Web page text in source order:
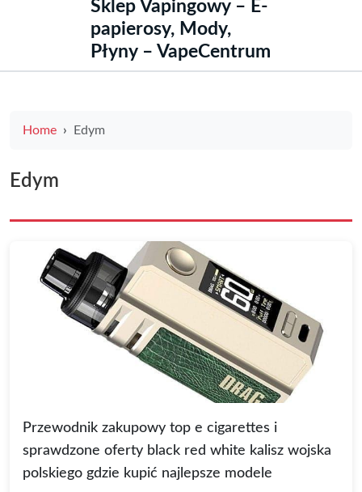
Sklep Vapingowy – E-
papierosy, Mody,
Płyny – VapeCentrum
Home Edym
Edym
Przewodnik zakupowy top e cigarettes i
sprawdzone oferty black red white kalisz wojska
polskiego gdzie kupić najlepsze modele